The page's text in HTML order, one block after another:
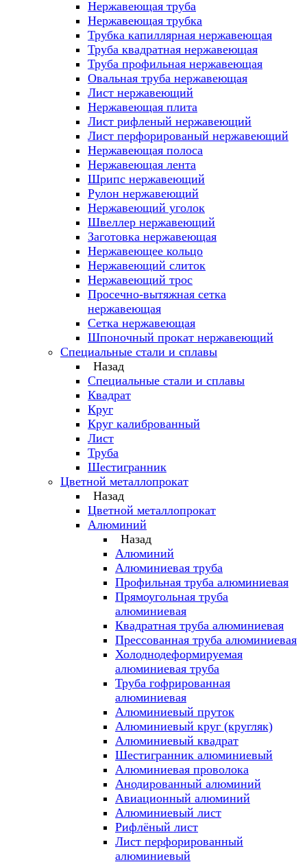
Нержавеющая труба
Нержавеющая трубка
Трубка капиллярная нержавеющая
Труба квадратная нержавеющая
Труба профильная нержавеющая
Овальная труба нержавеющая
Лист нержавеющий
Нержавеющая плита
Лист рифленый нержавеющий
Лист перфорированый нержавеющий
Нержавеющая полоса
Нержавеющая лента
Шрипс нержавеющий
Рулон нержавеющий
Нержавеющий уголок
Швеллер нержавеющий
Заготовка нержавеющая
Нержавеющее кольцо
Нержавеющий слиток
Нержавеющий трос
Просечно-вытяжная сетка
нержавеющая
Сетка нержавеющая
Шпоночный прокат нержавеющий
Специальные стали и сплавы
Назад
Специальные стали и сплавы
Квадрат
Круг
Круг калиброванный
Лист
Труба
Шестигранник
Цветной металлопрокат
Назад
Цветной металлопрокат
Алюминий
Назад
Алюминий
Алюминиевая труба
Профильная труба алюминиевая
Прямоугольная труба
алюминиевая
Квадратная труба алюминиевая
Прессованная труба алюминиевая
Холоднодеформируемая
алюминиевая труба
Труба гофрированная
алюминиевая
Алюминиевый пруток
Алюминиевый круг (кругляк)
Алюминиевый квадрат
Шестигранник алюминиевый
Алюминиевая проволока
Анодированный алюминий
Авиационный алюминий
Алюминиевый лист
Рифлёный лист
Лист перфорированный
алюминиевый